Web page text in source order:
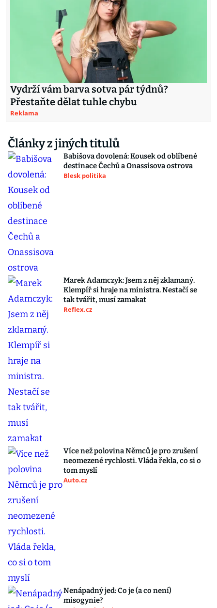
Vydrží vám barva sotva pár týdnů?
Přestaňte dělat tuhle chybu
Reklama
Články z jiných titulů
Babišova dovolená: Kousek od oblíbené
destinace Čechů a Onassisova ostrova
Blesk politika
Marek Adamczyk: Jsem z něj zklamaný.
Klempíř si hraje na ministra. Nestačí se
tak tvářit, musí zamakat
Reflex.cz
Více než polovina Němců je pro zrušení
neomezené rychlosti. Vláda řekla, co si o
tom myslí
Auto.cz
Nenápadný jed: Co je (a co není)
misogynie?